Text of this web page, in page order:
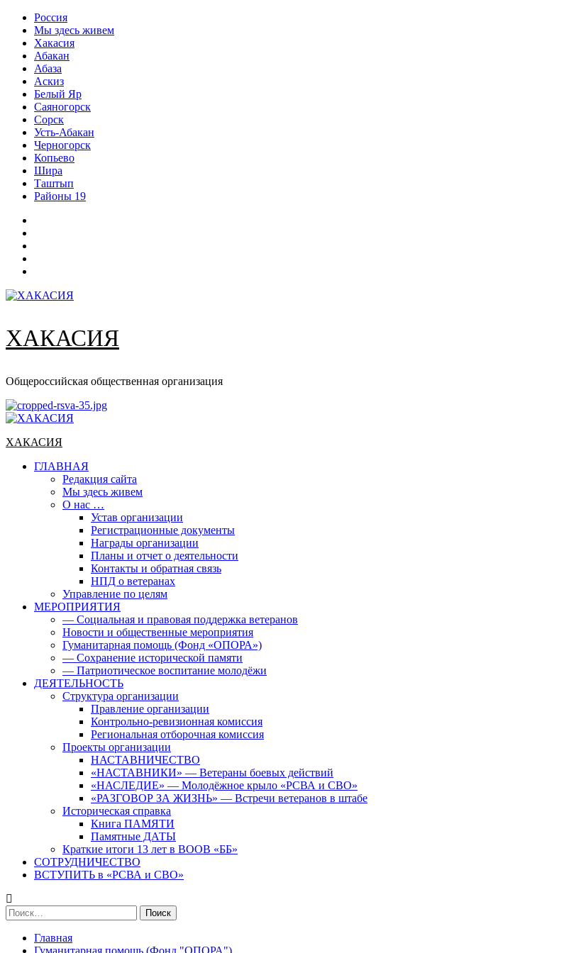
Перейти
содержимому
Россия
Мы здесь живем
Хакасия
Абакан
Абаза
Аскиз
Белый Яр
Саяногорск
Сорск
Усть-Абакан
Черногорск
Копьево
Шира
Таштып
Районы 19
ХАКАСИЯ
Общероссийская общественная организация
Основное
ХАКАСИЯ
ГЛАВНАЯ
Редакция сайта
Мы здесь живем
О нас …
Устав организации
Регистрационные документы
Награды организации
Планы и отчет о деятельности
Контакты и обратная связь
НПД о ветеранах
Управление по целям
МЕРОПРИЯТИЯ
— Социальная и правовая поддержка ветеранов
Новости и общественные мероприятия
Гуманитарная помощь (Фонд «ОПОРА»)
— Сохранение исторической памяти
— Патриотическое воспитание молодёжи
ДЕЯТЕЛЬНОСТЬ
Структура организации
Правление организации
Контрольно-ревизионная комиссия
Региональная отборочная комиссия
Проекты организации
НАСТАВНИЧЕСТВО
«НАСТАВНИКИ» — Ветераны боевых действий
«НАСЛЕДИЕ» — Молодёжное крыло «РСВА и СВО»
«РАЗГОВОР ЗА ЖИЗНЬ» — Встречи ветеранов в штабе
Историческая справка
Книга ПАМЯТИ
Памятные ДАТЫ
Краткие итоги 13 лет в ВООВ «ББ»
СОТРУДНИЧЕСТВО
ВСТУПИТЬ в «РСВА и СВО»
Найти:
Главная
Гуманитарная помощь (Фонд "ОПОРА")